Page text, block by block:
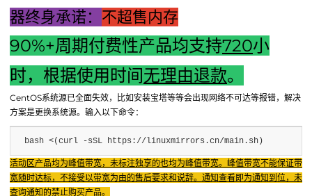
上一篇：针对汽车配件的实验流程及获得主机厂的认证认可探
下一篇：电脑关机后是否需要关闭主机电源：解析使用场景与
决策依据
Fenxun Tech 飞讯科技旗下云平台，相关服务主体：
重庆飞讯科技有限公司|中国电信股份有限公司荣昌分公司 提供网络服务 |
重庆飞讯科技有限公司|酷盾 提供CDN服务
器终身承诺： 不超售内存
90%+周期付费性产品均支持720小
时，根据使用时间无理由退款。
CentOS系统源已全面失效，比如安装宝塔等等会出现网络不可达等报错，解决
方案是更换系统源。输入以下命令：
bash <(curl -sSL https://linuxmirrors.cn/main.sh)
活动区产品均为峰值带宽，未标注独享的也均为峰值带宽。峰值带宽不能保证带
宽随时达标，不接受以带宽为由的售后要求和说辞。通知查看即为通知到位，未
查询通知的禁止购买产品。